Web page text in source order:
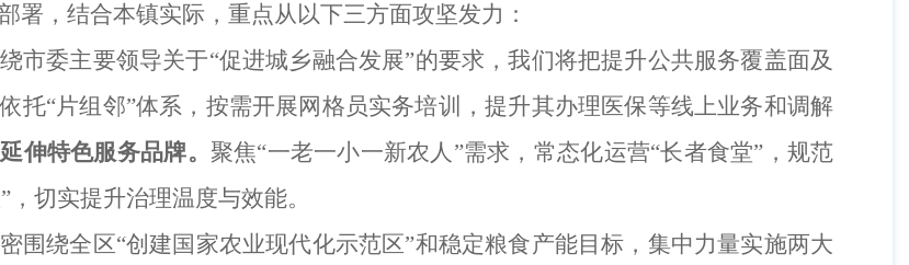
署，结合本镇实际，重点从以下三方面攻坚发力：
市委主要领导关于“促进城乡融合发展”的要求，我们将把提升公共服务覆盖面及
依托“片组邻”体系，按需开展网格员实务培训，提升其办理 医保等线上业务和调解
伸特色服务品牌。 聚焦“一老一小一新农人 ”需求 ， 常态化运营“长者食堂”， 规范
，切实提升治理温度与效能。
围绕全区“创建国家农业现代化示范区”和稳定粮食产能目标，集中力量实施两大